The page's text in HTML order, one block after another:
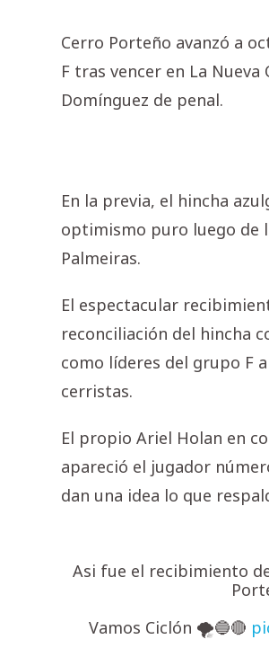
Cerro Porteño avanzó a
F tras vencer en La
Domínguez de penal.
En la previa, el hincha
optimismo puro luego de
Palmeiras.
El espectacular
reconciliación del hincha
como líderes del grupo F
cerristas.
El propio Ariel Holan en
apareció el jugador
dan una idea lo que
Asi fue el recibimiento
Vamos Ciclón 🌪🔵🔴